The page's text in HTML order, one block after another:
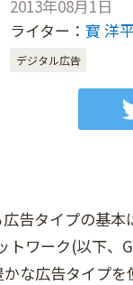
2013年08月1日
ライター： 寳 洋平
デジタル広告
告タイプの基
トワーク(以下
な広告タイプを